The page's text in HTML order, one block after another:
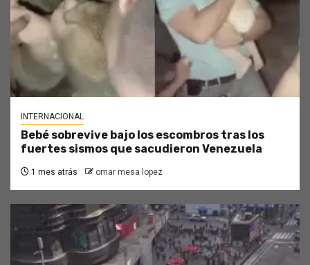
INTERNACIONAL
Bebé sobrevive bajo los escombros tras los
fuertes sismos que sacudieron Venezuela
1 mes atrás omar mesa lopez